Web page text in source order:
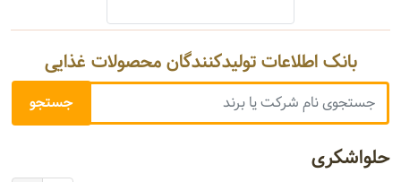
بانک اطلاعات تولیدکنندگان محصولات غذایی
حلواشکری